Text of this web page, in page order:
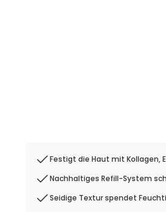
Festigt die Haut mit Kollagen,
Nachhaltiges Refill-System
Seidige Textur spendet